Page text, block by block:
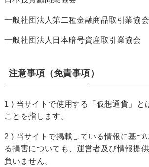
一般社団法人第二種金融商品取引業協会
一般社団法人日本暗号資産取引業協会
注意事項（免責事項）
1 ) 当サイトで使用する「仮想通貨」と
ことを指します。
2 ) 当サイトで掲載している情報に基づ
る損害についても、運営者及び情報提
負いません。